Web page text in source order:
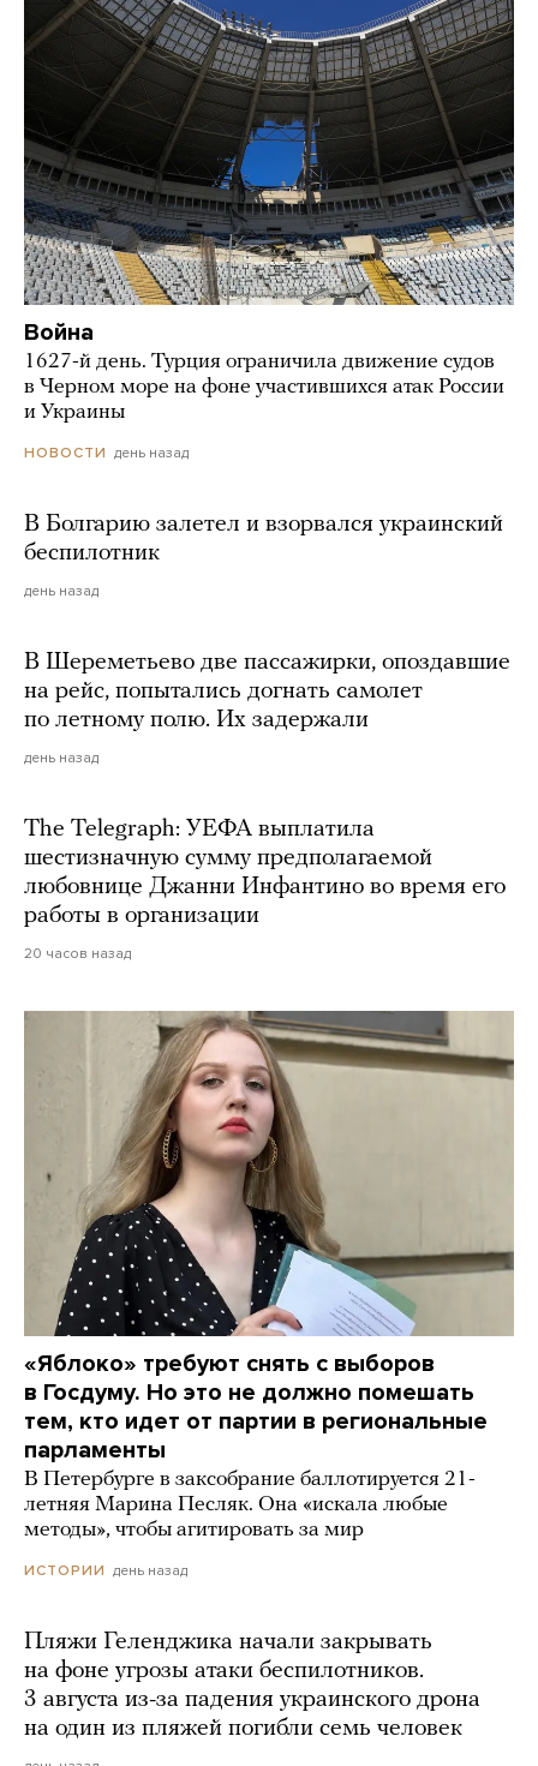
Война
1627-й день. Турция ограничила движение судов
в Черном море на фоне участившихся атак России
и Украины
НОВОСТИ день назад
В Болгарию залетел и взорвался украинский
беспилотник
день назад
В Шереметьево две пассажирки, опоздавшие
на рейс, попытались догнать самолет
по летному полю. Их задержали
день назад
The Telegraph: УЕФА выплатила
шестизначную сумму предполагаемой
любовнице Джанни Инфантино во время его
работы в организации
20 часов назад
«Яблоко» требуют снять с выборов
в Госдуму. Но это не должно помешать
тем, кто идет от партии в региональные
парламенты
В Петербурге в заксобрание баллотируется 21-
летняя Марина Песляк. Она «искала любые
методы», чтобы агитировать за мир
ИСТОРИИ день назад
Пляжи Геленджика начали закрывать
на фоне угрозы атаки беспилотников.
3 августа из-за падения украинского дрона
на один из пляжей погибли семь человек